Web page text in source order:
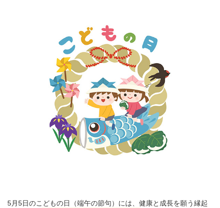
5月5日のこどもの日（端午の節句）には、健康と成長を願う縁起